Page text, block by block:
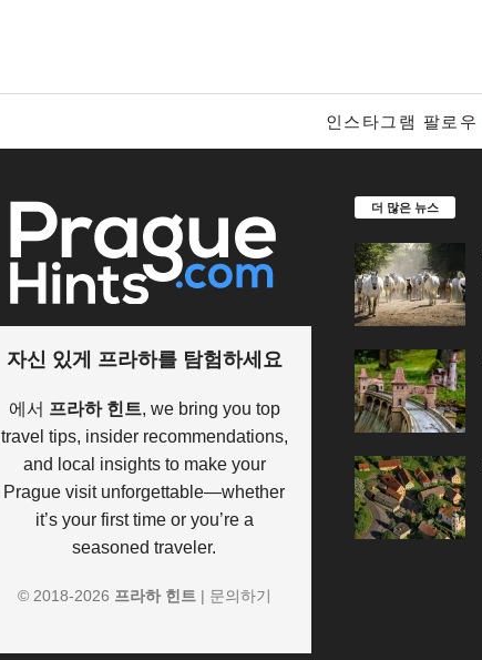
인스타그램 팔로우
자신 있게 프라하를 탐험하세요
에서 프라하 힌트, we bring you top
travel tips, insider recommendations,
and local insights to make your
Prague visit unforgettable—whether
it’s your first time or you’re a
seasoned traveler.
© 2018-2026 프라하 힌트 | 문의하기
더 많은 뉴스